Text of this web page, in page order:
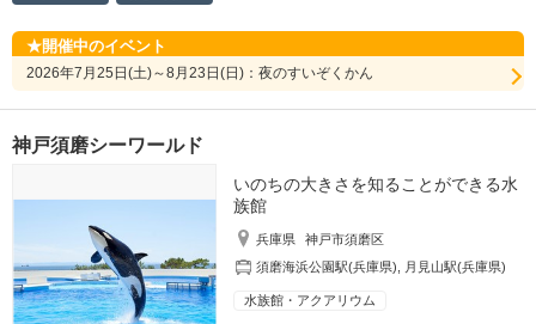
開催中のイベント
2026年7月25日(土)～8月23日(日)：夜のすいぞくかん
神戸須磨シーワールド
いのちの大きさを知ることができる水
族館
兵庫県
神戸市須磨区
須磨海浜公園駅(兵庫県)
月見山駅(兵庫県)
水族館・アクアリウム